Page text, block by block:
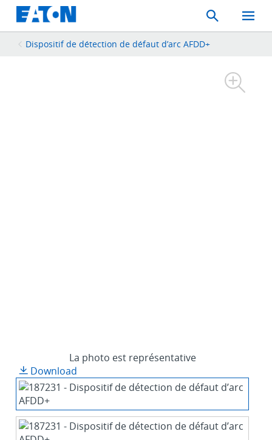
Search
Toggle
Mobile
Dispositif de détection de défaut d’arc AFDD+
La photo est représentative
Download